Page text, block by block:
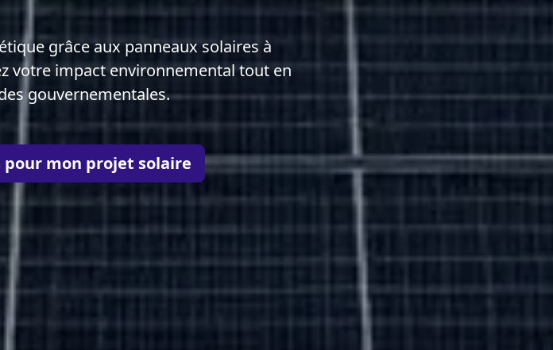
grâce aux panneaux solaires à
votre impact environnemental tout en
gouvernementales.
pour mon projet solaire